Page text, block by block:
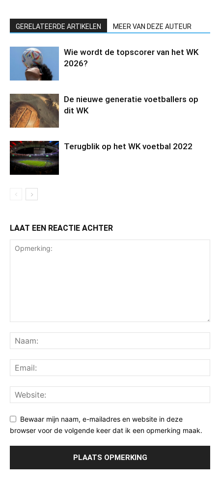
GERELATEERDE ARTIKELEN MEER VAN DEZE AUTEUR
Wie wordt de topscorer van het WK
2026?
De nieuwe generatie voetballers op
dit WK
Terugblik op het WK voetbal 2022
LAAT EEN REACTIE ACHTER
Bewaar mijn naam, e-mailadres en website in deze
browser voor de volgende keer dat ik een opmerking maak.